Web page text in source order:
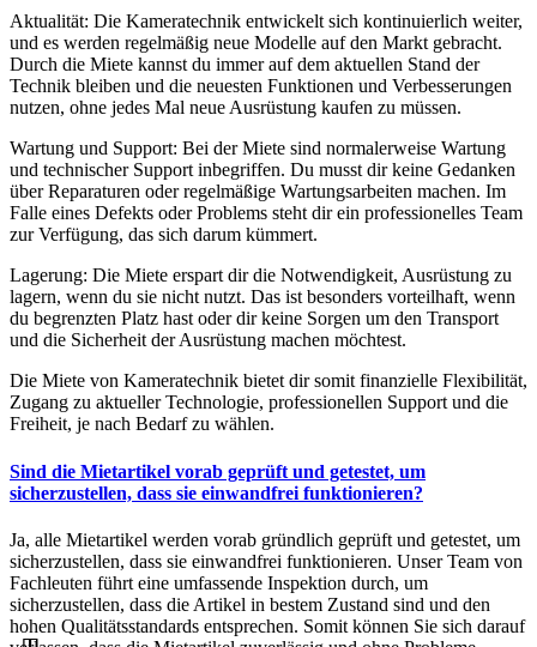
Aktualität: Die Kameratechnik entwickelt sich kontinuierlich weiter,
und es werden regelmäßig neue Modelle auf den Markt gebracht.
Durch die Miete kannst du immer auf dem aktuellen Stand der
Technik bleiben und die neuesten Funktionen und Verbesserungen
nutzen, ohne jedes Mal neue Ausrüstung kaufen zu müssen.
Wartung und Support: Bei der Miete sind normalerweise Wartung
und technischer Support inbegriffen. Du musst dir keine Gedanken
über Reparaturen oder regelmäßige Wartungsarbeiten machen. Im
Falle eines Defekts oder Problems steht dir ein professionelles Team
zur Verfügung, das sich darum kümmert.
Lagerung: Die Miete erspart dir die Notwendigkeit, Ausrüstung zu
lagern, wenn du sie nicht nutzt. Das ist besonders vorteilhaft, wenn
du begrenzten Platz hast oder dir keine Sorgen um den Transport
und die Sicherheit der Ausrüstung machen möchtest.
Die Miete von Kameratechnik bietet dir somit finanzielle Flexibilität,
Zugang zu aktueller Technologie, professionellen Support und die
Freiheit, je nach Bedarf zu wählen.
Sind die Mietartikel vorab geprüft und getestet, um
sicherzustellen, dass sie einwandfrei funktionieren?
Ja, alle Mietartikel werden vorab gründlich geprüft und getestet, um
sicherzustellen, dass sie einwandfrei funktionieren. Unser Team von
Fachleuten führt eine umfassende Inspektion durch, um
sicherzustellen, dass die Artikel in bestem Zustand sind und den
hohen Qualitätsstandards entsprechen. Somit können Sie sich darauf